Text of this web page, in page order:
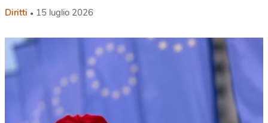
Diritti 15 luglio 2026